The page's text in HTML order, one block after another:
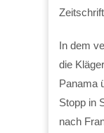
In dem
die
Panama
Stopp in
nach